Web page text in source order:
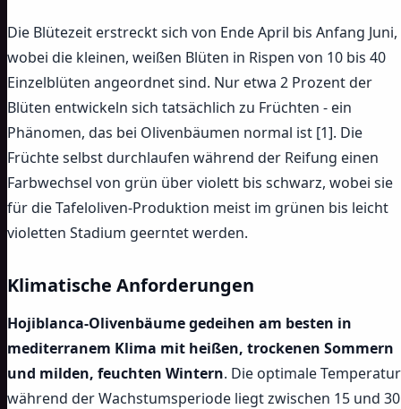
Die Blütezeit erstreckt sich von Ende April bis Anfang Juni,
wobei die kleinen, weißen Blüten in Rispen von 10 bis 40
Einzelblüten angeordnet sind. Nur etwa 2 Prozent der
Blüten entwickeln sich tatsächlich zu Früchten - ein
Phänomen, das bei Olivenbäumen normal ist [1]. Die
Früchte selbst durchlaufen während der Reifung einen
Farbwechsel von grün über violett bis schwarz, wobei sie
für die Tafeloliven-Produktion meist im grünen bis leicht
violetten Stadium geerntet werden.
Klimatische Anforderungen
Hojiblanca-Olivenbäume gedeihen am besten in
mediterranem Klima mit heißen, trockenen Sommern
und milden, feuchten Wintern. Die optimale Temperatur
während der Wachstumsperiode liegt zwischen 15 und 30